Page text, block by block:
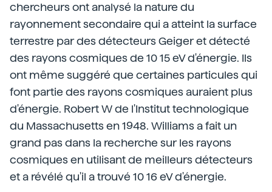
chercheurs ont analysé la nature du
rayonnement secondaire qui a atteint la surface
terrestre par des détecteurs Geiger et détecté
des rayons cosmiques de 10 15 eV d'énergie. Ils
ont même suggéré que certaines particules qui
font partie des rayons cosmiques auraient plus
d'énergie. Robert W de l'Institut technologique
du Massachusetts en 1948. Williams a fait un
grand pas dans la recherche sur les rayons
cosmiques en utilisant de meilleurs détecteurs
et a révélé qu'il a trouvé 10 16 eV d'énergie.